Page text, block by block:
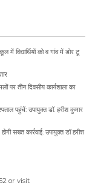
विद्यार्थियों को व गांव में डोर टू
पर तीन दिवसीय कार्यशाला का
पहुंचें: उपायुक्त डॉ. हरीश कुमार
सख्त कार्रवाई: उपायुक्त डॉ हरीश
or visit